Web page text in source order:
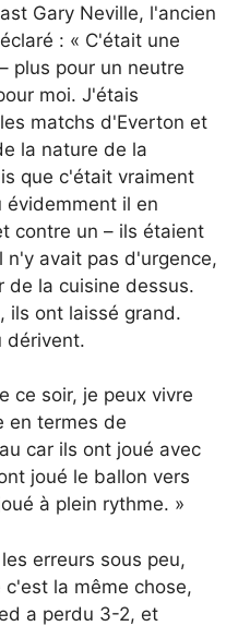
Gary Neville, l'ancien
: « C'était une
plus pour un neutre
moi. J'étais
matchs d'Everton et
la nature de la
que c'était vraiment
il en
contre un – ils étaient
n'y avait pas d'urgence,
de la cuisine dessus.
ils ont laissé grand.
dérivent.
ce soir, je peux vivre
en termes de
car ils ont joué avec
joué le ballon vers
à plein rythme. »
erreurs sous peu,
la même chose,
a perdu 3-2, et